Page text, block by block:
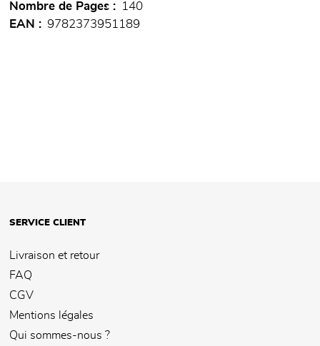
Nombre de Pages
140
EAN
9782373951189
SERVICE CLIENT
Livraison et retour
FAQ
CGV
Mentions légales
Qui sommes-nous ?